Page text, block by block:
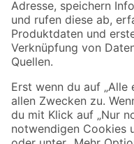
Zahlungsarten
Sicher einkaufen
Jetzt die toom-App